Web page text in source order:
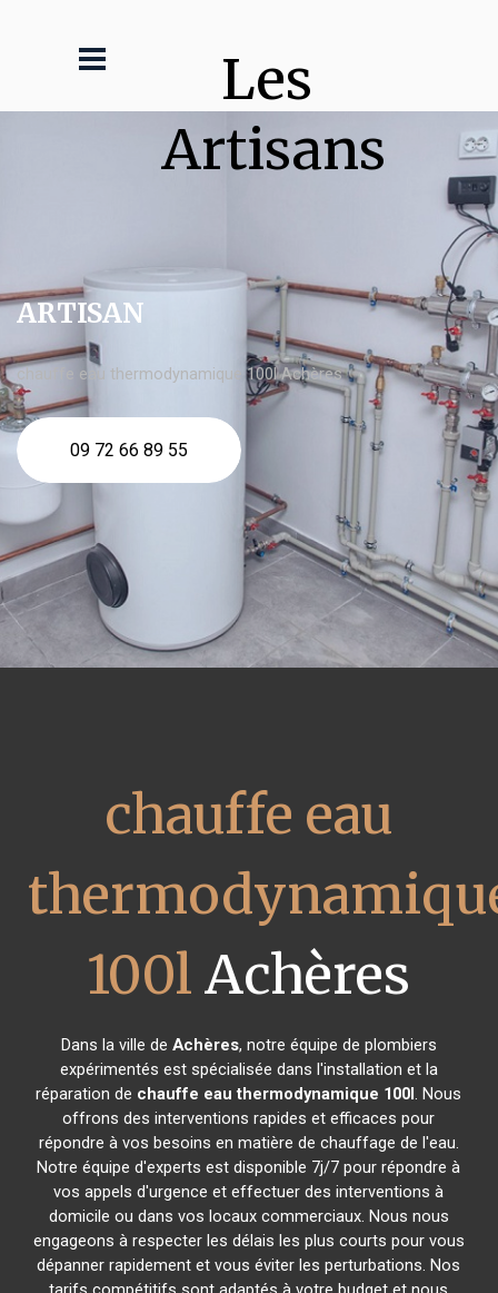
Les
Artisans
ARTISAN
chauffe eau thermodynamique 100l Achères
09 72 66 89 55
chauffe eau
100l Achères
Dans la ville de Achères, notre équipe de plombiers
expérimentés est spécialisée dans l'installation et la
réparation de chauffe eau thermodynamique 100l. Nous
offrons des interventions rapides et efficaces pour
répondre à vos besoins en matière de chauffage de l'eau.
Notre équipe d'experts est disponible 7j/7 pour répondre à
vos appels d'urgence et effectuer des interventions à
domicile ou dans vos locaux commerciaux. Nous nous
engageons à respecter les délais les plus courts pour vous
dépanner rapidement et vous éviter les perturbations. Nos